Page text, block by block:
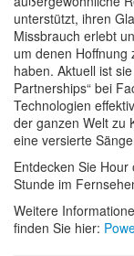
unterstützt, ihren
Missbrauch erlebt
um denen Hoffnung
haben. Aktuell ist
Partnerships“ bei
Technologien
der ganzen Welt zu
eine versierte
Entdecken Sie
Stunde im
Weitere
finden Sie hier: